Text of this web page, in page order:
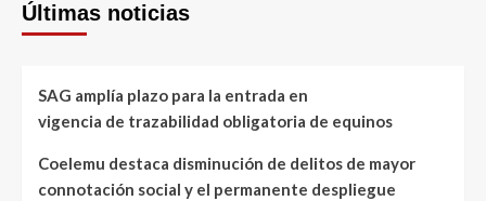
Últimas noticias
SAG amplía plazo para la entrada en
vigencia de trazabilidad obligatoria de equinos
Coelemu destaca disminución de delitos de mayor
connotación social y el permanente despliegue